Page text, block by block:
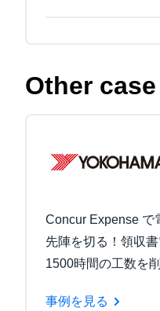
Other
Concur Expense で
先陣を切る！領収
1500時間の工数を
事例を見る